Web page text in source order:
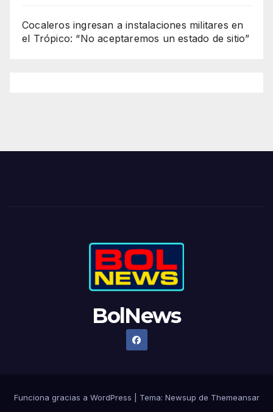
Cocaleros ingresan a instalaciones militares en
el Trópico: “No aceptaremos un estado de sitio”
BolNews
Funciona gracias a WordPress Tema: Newsup de Themeansar